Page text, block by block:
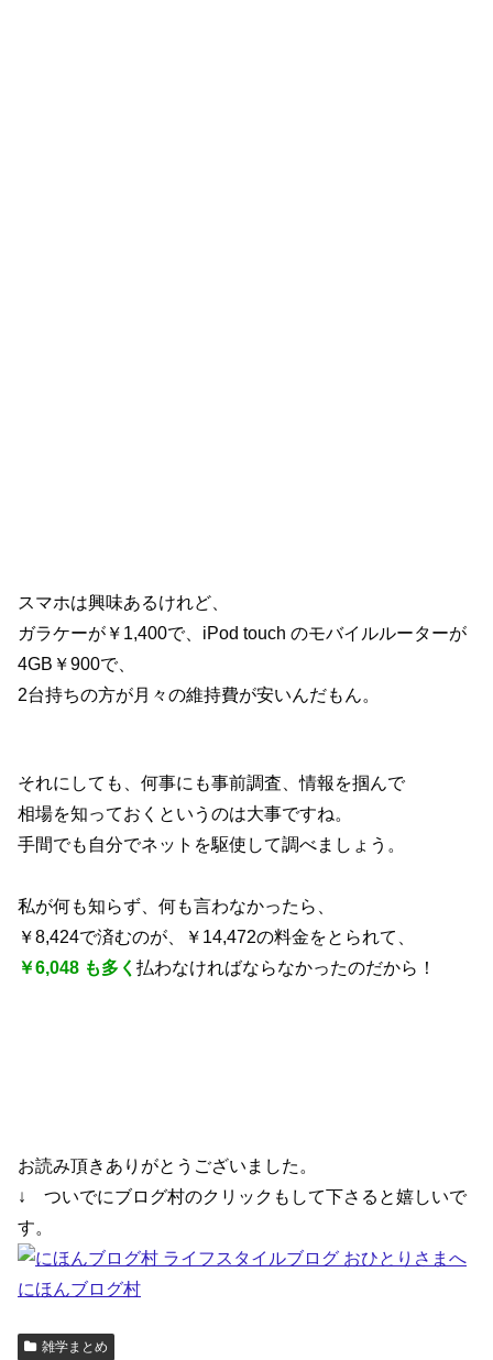
スマホは興味あるけれど、
ガラケーが￥1,400で、iPod touch のモバイルルーターが
4GB￥900で、
2台持ちの方が月々の維持費が安いんだもん。
それにしても、何事にも事前調査、情報を掴んで
相場を知っておくというのは大事ですね。
手間でも自分でネットを駆使して調べましょう。
私が何も知らず、何も言わなかったら、
￥8,424で済むのが、￥14,472の料金をとられて、
￥6,048 も多く 払わなければならなかったのだから！
お読み頂きありがとうございました。
↓ ついでにブログ村のクリックもして下さると嬉しいで
す。
にほんブログ村
雑学まとめ